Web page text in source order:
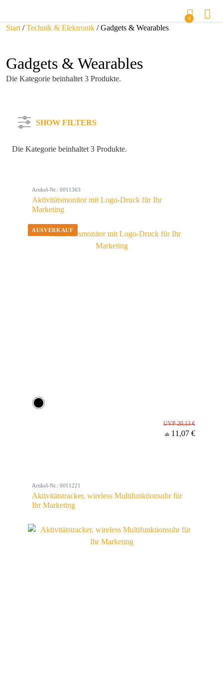
0
Start /Technik & Elektronik / Gadgets & Wearables
Gadgets & Wearables
Die Kategorie beinhaltet 3 Produkte.
SHOW FILTERS
Farbe
Material
Die Kategorie beinhaltet 3 Produkte.
Artikel-Nr.: 0011363
Aktivitätsmonitor mit Logo-Druck für Ihr
Marketing
UVP 20,13 €
ab 11,07 €
Artikel-Nr.: 0011221
Aktivitätstracker, wireless Multifunktionsuhr für
Ihr Marketing